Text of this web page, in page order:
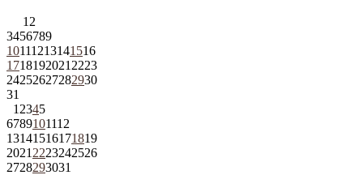
1 2
3456789
10111213141516
1718192021 2223
24252627282930
31
1 2345
6789101112
13141516171819
2021 2223242526
2728293031